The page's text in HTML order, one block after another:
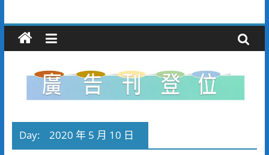
Day: 2020 年 5 月 10 日